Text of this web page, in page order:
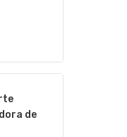
de